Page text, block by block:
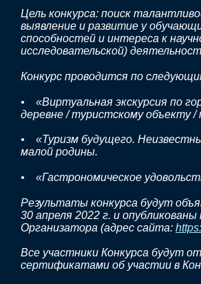
Цель конкурса: поиск
выявление и развитие у
способностей и интереса к
исследовательской)
Конкурс проводится по
• «Виртуальная экскурсия по
деревне / туристскому объекту /
• «Туризм будущего.
малой родины.
• «Гастрономическое
Результаты конкурса будут
30 апреля 2022 г. и
Организатора (адрес сайта:
Все участники Конкурса будут
сертификатами об участии в